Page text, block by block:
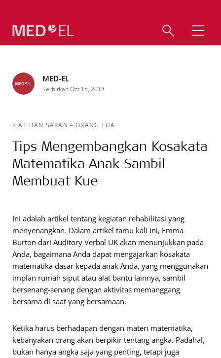
MED-EL
Terbitkan Oct 15, 2018
KIAT DAN SARAN – ORANG TUA
Tips Mengembangkan Kosakata
Matematika Anak Sambil
Membuat Kue
Ini adalah artikel tentang kegiatan rehabilitasi yang
menyenangkan. Dalam artikel tamu kali ini, Emma
Burton dari Auditory Verbal UK akan menunjukkan pada
Anda, bagaimana Anda dapat mengajarkan kosakata
matematika dasar kepada anak Anda, yang menggunakan
implan rumah siput atau alat bantu lainnya, sambil
bersenang-senang dengan aktivitas memanggang
bersama di saat yang bersamaan.
Ketika harus berhadapan dengan materi matematika,
kebanyakan orang akan berpikir tentang angka. Padahal,
bukan hanya angka saja yang penting, tetapi juga